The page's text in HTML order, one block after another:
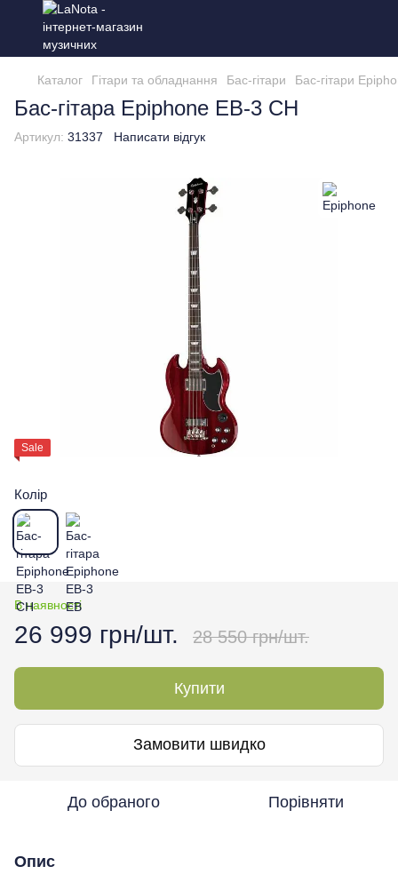
Каталог Гітари та обладнання Бас-гітари Бас-гітари
Бас-гітара Epiphone EB-3 CH
Артикул: 31337 Написати відгук
Sale
Колір
В наявності
26 999 грн/шт. 28 550 грн/шт.
Купити
Замовити швидко
До обраного Порівняти
Опис